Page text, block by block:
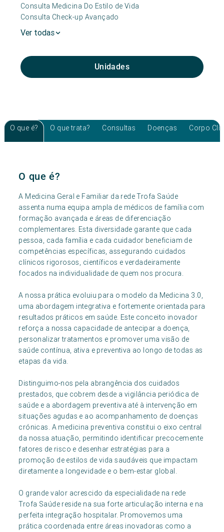
Consulta Medicina Do Estilo de Vida
Consulta Check-up Avançado
Ver todas
Unidades
O que é? O que trata? Consultas Doenças Corpo
O que é?
A Medicina Geral e Familiar da rede Trofa Saúde
assenta numa equipa ampla de médicos de família com
formação avançada e áreas de diferenciação
complementares. Esta diversidade garante que cada
pessoa, cada família e cada cuidador beneficiam de
competências específicas, assegurando cuidados
clínicos rigorosos, científicos e verdadeiramente
focados na individualidade de quem nos procura.
A nossa prática evoluiu para o modelo da Medicina 3.0,
uma abordagem integrativa e fortemente orientada para
resultados práticos em saúde. Este conceito inovador
reforça a nossa capacidade de antecipar a doença,
personalizar tratamentos e promover uma visão de
saúde contínua, ativa e preventiva ao longo de todas as
etapas da vida.
Distinguimo-nos pela abrangência dos cuidados
prestados, que cobrem desde a vigilância periódica de
saúde e a abordagem preventiva até à intervenção em
situações agudas e ao acompanhamento de doenças
crónicas. A medicina preventiva constitui o eixo central
da nossa atuação, permitindo identificar precocemente
fatores de risco e desenhar estratégias para a
promoção de estilos de vida saudáveis que impactam
diretamente a longevidade e o bem-estar global.
O grande valor acrescido da especialidade na rede
Trofa Saúde reside na sua forte articulação interna e na
perfeita integração hospitalar. Promovemos uma
prática coordenada entre áreas inovadoras como a